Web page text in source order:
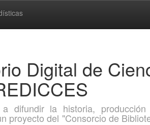
Digital de
difundir la historia,
proyecto del "Consorcio de